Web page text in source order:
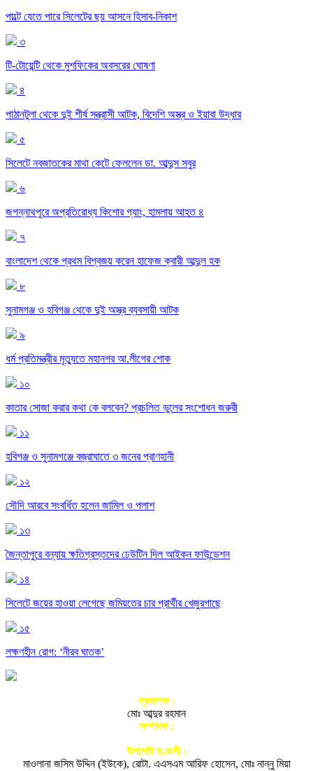
পাল্টে যেতে পারে সিলেটের ছয় আসনে হিসাব-নিকাশ
৩
টি-টোয়েন্টি থেকে মুশফিকের অবসরের ঘোষণা
৪
পাঠানটুলা থেকে দুই শীর্ষ সন্ত্রাসী আটক, বিদেশি অস্ত্র ও ইয়াবা উদ্ধার
৫
সিলেটে নবজাতকের মাথা কেটে ফেললেন ডা. আব্দুস সবুর
৬
জগন্নাথপুরে অপ্রতিরোধ্য কিশোর গ্যাং, হামলায় আহত ৪
৭
বাংলাদেশ থেকে প্রথম বিশ্বজয় করেন হাফেজ ক্বারী আব্দুল হক
৮
সুনামগঞ্জ ও হবিগঞ্জ থেকে দুই অস্ত্র ব্যবসায়ী আটক
৯
ধর্ম প্রতিমন্ত্রীর মৃত্যুতে মহানগর আ.লীগের শোক
১০
কাতার সোজা করার কথা কে বলবেন? প্রচলিত ভুলের সংশোধন জরুরী
১১
হবিগঞ্জ ও সুনামগঞ্জে বজ্রাঘাতে ৩ জনের প্রাণহানী
১২
সৌদি আরবে সংবর্ধিত হলেন জামিল ও পলাশ
১৩
জৈন্তাপুরে বন্যায় ক্ষতিগ্রস্তদের ঢেউটিন দিল আইকন ফাউন্ডেশন
১৪
সিলেটে জয়ের হাওয়া লেগেছে জমিয়তের চার প্রার্থীর খেজুরগাছে
১৫
লক্ষণহীন রোগ: ‘নীরব ঘাতক’
প্রকাশক :
মোঃ আব্দুর রহমান
সম্পাদক :
উপদেষ্টা মণ্ডলী :
মাওলানা জসিম উদ্দিন (ইউকে), রোটা. এএসএম আরিফ হোসেন, মোঃ নান্নু মিয়া